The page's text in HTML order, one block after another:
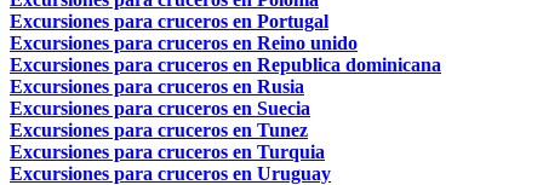
Excursiones para cruceros en Portugal
Excursiones para cruceros en Reino unido
Excursiones para cruceros en Republica dominicana
Excursiones para cruceros en Rusia
Excursiones para cruceros en Suecia
Excursiones para cruceros en Tunez
Excursiones para cruceros en Turquia
Excursiones para cruceros en Uruguay